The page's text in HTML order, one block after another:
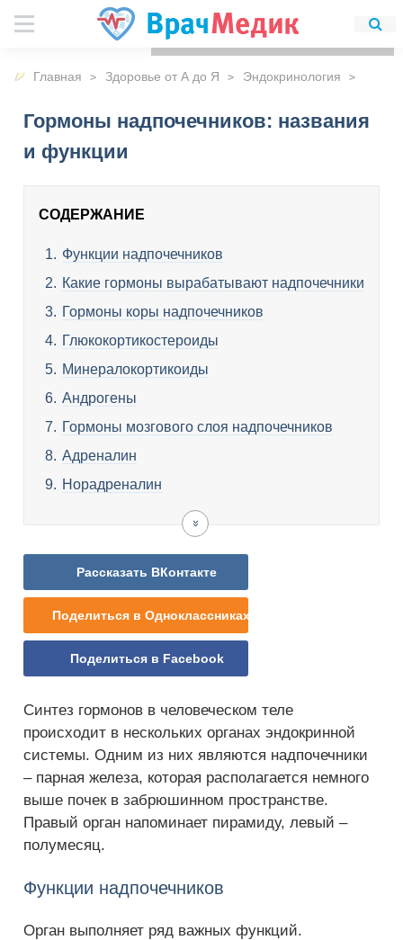
Главная Здоровье от А до Я Эндокринология
Гормоны надпочечников: названия
и функции
СОДЕРЖАНИЕ
Функции надпочечников
Какие гормоны вырабатывают надпочечники
Гормоны коры надпочечников
Глюкокортикостероиды
Минералокортикоиды
Андрогены
Гормоны мозгового слоя надпочечников
Адреналин
Норадреналин
женщин
мужчин
Рассказать ВКонтакте
Поделиться в Одноклассниках
Поделиться в Facebook
Синтез гормонов в человеческом теле
происходит в нескольких органах эндокринной
системы. Одним из них являются надпочечники
– парная железа, которая располагается немного
выше почек в забрюшинном пространстве.
Правый орган напоминает пирамиду, левый –
полумесяц.
Функции надпочечников
Орган выполняет ряд важных функций.
Для любых предложений по
сайту: detirkutsk@cp9.ru